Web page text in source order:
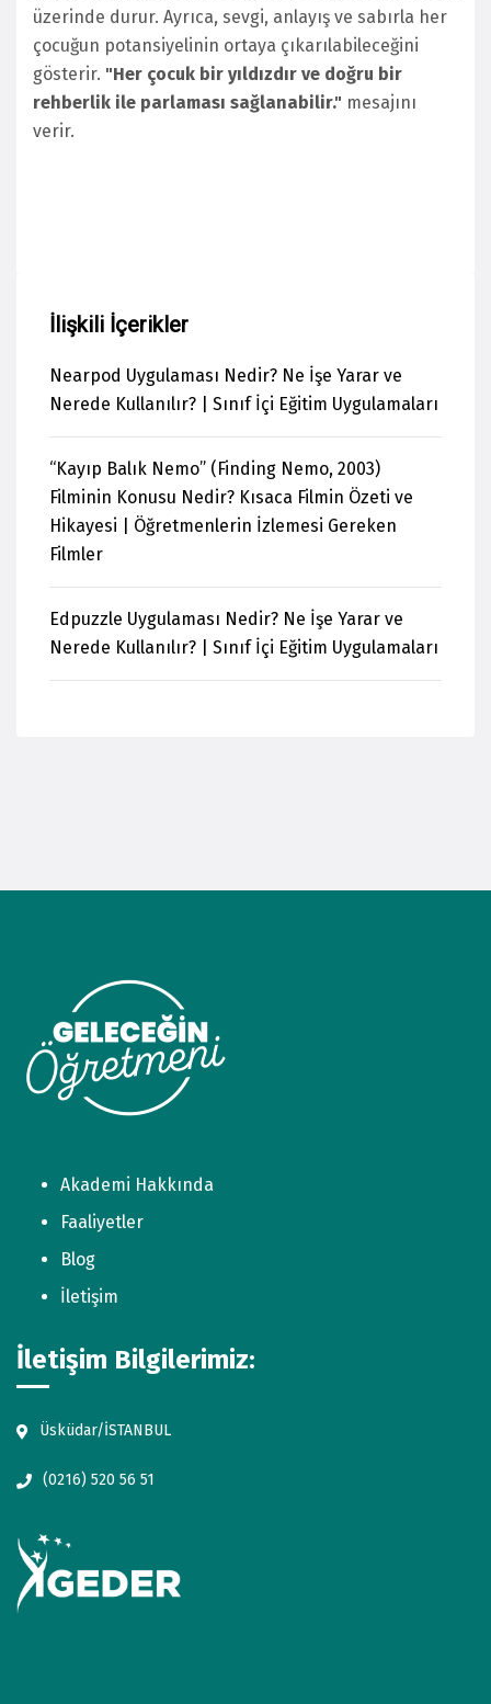
üzerinde durur. Ayrıca, sevgi, anlayış ve sabırla her
çocuğun potansiyelinin ortaya çıkarılabileceğini
gösterir. "Her çocuk bir yıldızdır ve doğru bir
rehberlik ile parlaması sağlanabilir." mesajını
verir.
İlişkili İçerikler
Nearpod Uygulaması Nedir? Ne İşe Yarar ve
Nerede Kullanılır? | Sınıf İçi Eğitim Uygulamaları
“Kayıp Balık Nemo” (Finding Nemo, 2003)
Filminin Konusu Nedir? Kısaca Filmin Özeti ve
Hikayesi | Öğretmenlerin İzlemesi Gereken
Filmler
Edpuzzle Uygulaması Nedir? Ne İşe Yarar ve
Nerede Kullanılır? | Sınıf İçi Eğitim Uygulamaları
Akademi Hakkında
Faaliyetler
Blog
İletişim
İletişim Bilgilerimiz:
Üsküdar/İSTANBUL
(0216) 520 56 51